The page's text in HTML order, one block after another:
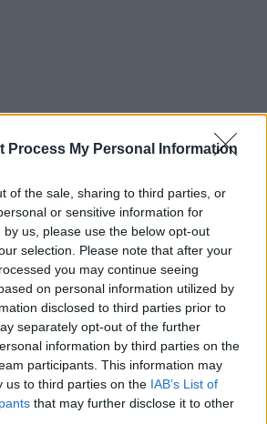
Process My Personal Information
of the sale, sharing to third parties, or
or sensitive information for
us, please use the below opt-out
selection. Please note that after your
you may continue seeing
on personal information utilized by
disclosed to third parties prior to
separately opt-out of the further
information by third parties on the
participants. This information may
us to third parties on the IAB’s List of
that may further disclose it to other